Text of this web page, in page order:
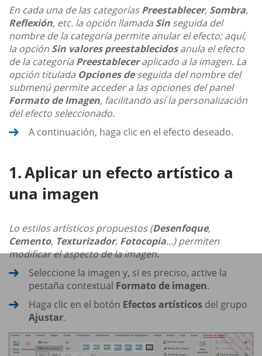
En cada una de las categoríasPreestablecer, Sombra,
Reflexión, etc. la opción llamada Sin seguida del
nombre de la categoría permite anular el efecto; aquí,
la opción Sin valores preestablecidosanula el efecto
de la categoría Preestableceraplicado a la imagen. La
opción titulada Opciones deseguida del nombre del
submenú permite acceder a las opciones del panel
Formato de Imagen, facilitando así la personalización
del efecto seleccionado.
A continuación, haga clic en el efecto deseado.
Aplicar un efecto artístico a
una imagen
Lo estilos artísticos propuestos (Desenfoque,
Cemento, Texturizador, Fotocopia...) permiten
modificar el aspecto de la imagen.
Seleccione la imagen y, si es preciso, active la
pestaña contextual Formato de imagen.
Haga clic en el botón Efectos artísticos del grupo
Ajustar.